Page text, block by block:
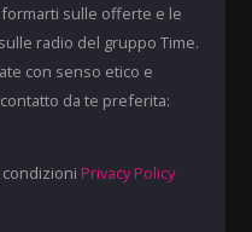
sulle offerte e le
radio del gruppo Time.
con senso etico e
da te preferita:
Privacy Policy